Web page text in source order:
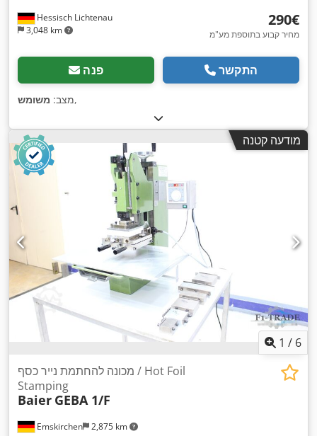
Hessisch Lichtenau
3,048 km
‏290 ‏€
מחיר קבוע בתוספת מע"מ
פנה התקשר
מצב: משומש ,
מודעה קטנה
1 / 6
Emskirchen 2,875 km
מכונה להחתמת נייר כסף / Hot Foil
Stamping
Baier GEBA 1/F